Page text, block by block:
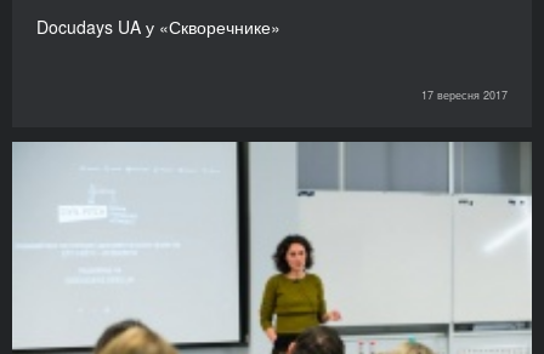
Docudays UA у «Скворечнике»
17 вересня 2017